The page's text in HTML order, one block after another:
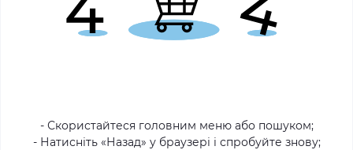
- Скористайтеся головним меню або пошуком;
- Натисніть «Назад» у браузері і спробуйте знову;